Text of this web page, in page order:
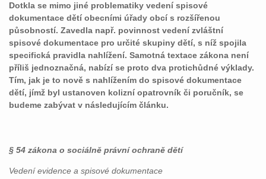
Dotkla se mimo jiné problematiky vedení spisové
dokumentace dětí obecními úřady obcí s rozšířenou
působností. Zavedla např. povinnost vedení zvláštní
spisové dokumentace pro určité skupiny dětí, s níž spojila
specifická pravidla nahlížení. Samotná textace zákona není
příliš jednoznačná, nabízí se proto dva protichůdné výklady.
Tím, jak je to nově s nahlížením do spisové dokumentace
dětí, jímž byl ustanoven kolizní opatrovník či poručník, se
budeme zabývat v následujícím článku.
§ 54 zákona o sociálně právní ochraně dětí
Vedení evidence a spisové dokumentace